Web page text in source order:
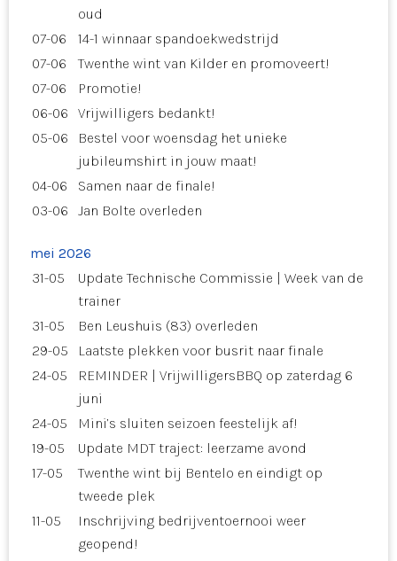
oud
07-06
14-1 winnaar spandoekwedstrijd
07-06
Twenthe wint van Kilder en promoveert!
07-06
Promotie!
06-06
Vrijwilligers bedankt!
05-06
Bestel voor woensdag het unieke
jubileumshirt in jouw maat!
04-06
Samen naar de finale!
03-06
Jan Bolte overleden
mei 2026
31-05
Update Technische Commissie | Week van de
trainer
31-05
Ben Leushuis (83) overleden
29-05
Laatste plekken voor busrit naar finale
24-05
REMINDER | VrijwilligersBBQ op zaterdag 6
juni
24-05
Mini’s sluiten seizoen feestelijk af!
19-05
Update MDT traject: leerzame avond
17-05
Twenthe wint bij Bentelo en eindigt op
tweede plek
11-05
Inschrijving bedrijventoernooi weer
geopend!